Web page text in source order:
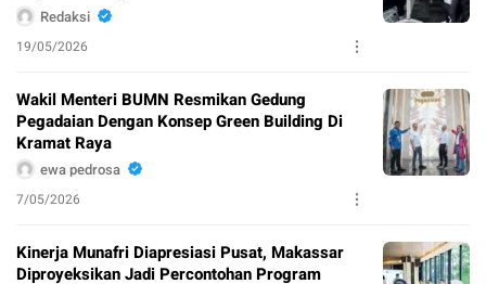
Redaksi
19/05/2026
Wakil Menteri BUMN Resmikan Gedung
Pegadaian Dengan Konsep Green Building Di
Kramat Raya
ewa pedrosa
7/05/2026
Kinerja Munafri Diapresiasi Pusat, Makassar
Diproyeksikan Jadi Percontohan Program